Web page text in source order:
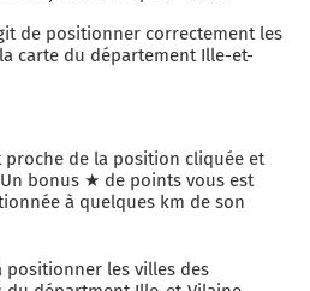
de positionner correctement les
carte du département Ille-et-
proche de la position cliquée et
bonus ★ de points vous est
à quelques km de son
positionner les villes des